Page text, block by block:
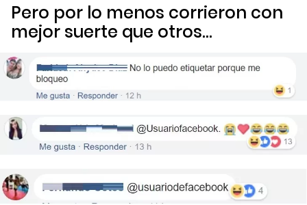
Pero por lo menos corrieron con
mejor suerte que otros…